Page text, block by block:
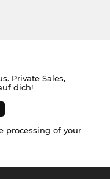
Private Sales,
dich!
processing of your